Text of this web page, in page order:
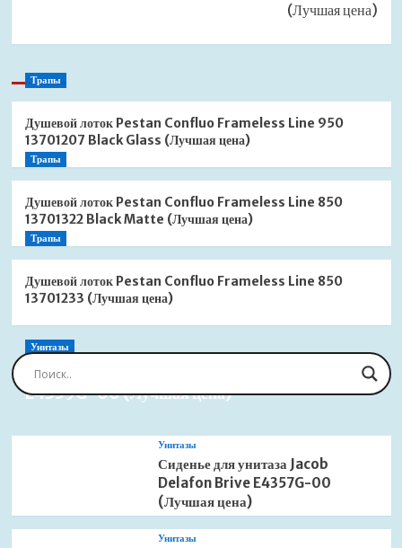
(Лучшая цена)
Трапы
Душевой лоток Pestan Confluo Frameless Line 950
13701207 Black Glass (Лучшая цена)
Трапы
Душевой лоток Pestan Confluo Frameless Line 850
13701322 Black Matte (Лучшая цена)
Трапы
Душевой лоток Pestan Confluo Frameless Line 850
13701233 (Лучшая цена)
Унитазы
Сиденье для унитаза Jacob Delafon Brive
E4359G-00 (Лучшая цена)
Унитазы
Сиденье для унитаза Jacob
Delafon Brive E4357G-00
(Лучшая цена)
Унитазы